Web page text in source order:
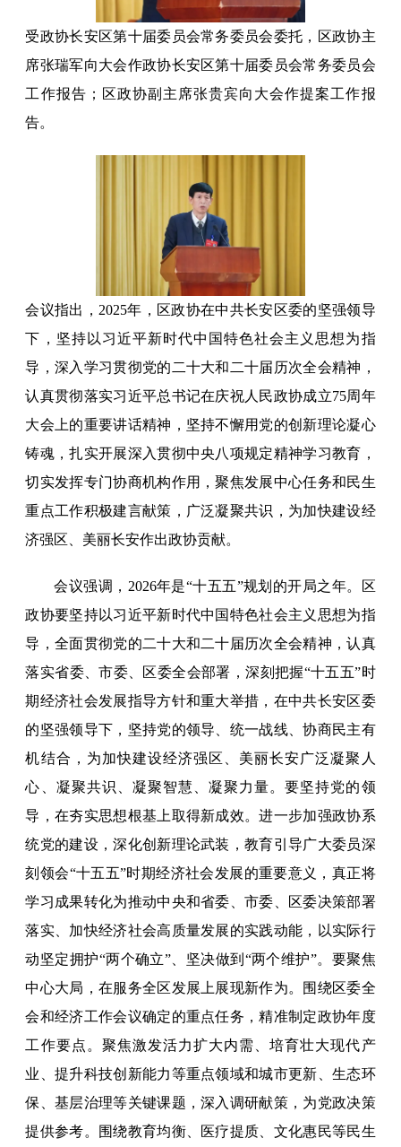
受政协长安区第十届委员会常务委员会委托，区政协主
席张瑞军向大会作政协长安区第十届委员会常务委员会
工作报告；区政协副主席张贵宾向大会作提案工作报
告。
会议指出，2025年，区政协在中共长安区委的坚强领导
下，坚持以习近平新时代中国特色社会主义思想为指
导，深入学习贯彻党的二十大和二十届历次全会精神，
认真贯彻落实习近平总书记在庆祝人民政协成立75周年
大会上的重要讲话精神，坚持不懈用党的创新理论凝心
铸魂，扎实开展深入贯彻中央八项规定精神学习教育，
切实发挥专门协商机构作用，聚焦发展中心任务和民生
重点工作积极建言献策，广泛凝聚共识，为加快建设经
济强区、美丽长安作出政协贡献。
会议强调，2026年是“十五五”规划的开局之年。区
政协要坚持以习近平新时代中国特色社会主义思想为指
导，全面贯彻党的二十大和二十届历次全会精神，认真
落实省委、市委、区委全会部署，深刻把握“十五五”时
期经济社会发展指导方针和重大举措，在中共长安区委
的坚强领导下，坚持党的领导、统一战线、协商民主有
机结合，为加快建设经济强区、美丽长安广泛凝聚人
心、凝聚共识、凝聚智慧、凝聚力量。要坚持党的领
导，在夯实思想根基上取得新成效。进一步加强政协系
统党的建设，深化创新理论武装，教育引导广大委员深
刻领会“十五五”时期经济社会发展的重要意义，真正将
学习成果转化为推动中央和省委、市委、区委决策部署
落实、加快经济社会高质量发展的实践动能，以实际行
动坚定拥护“两个确立”、坚决做到“两个维护”。要聚焦
中心大局，在服务全区发展上展现新作为。围绕区委全
会和经济工作会议确定的重点任务，精准制定政协年度
工作要点。聚焦激发活力扩大内需、培育壮大现代产
业、提升科技创新能力等重点领域和城市更新、生态环
保、基层治理等关键课题，深入调研献策，为党政决策
提供参考。围绕教育均衡、医疗提质、文化惠民等民生